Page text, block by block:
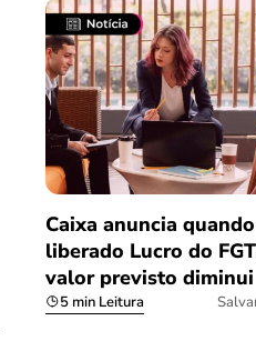
Caixa anuncia
liberado Lucro do
valor previsto diminui
5 min Leitura